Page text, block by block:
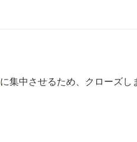
に集中させるため、クローズし